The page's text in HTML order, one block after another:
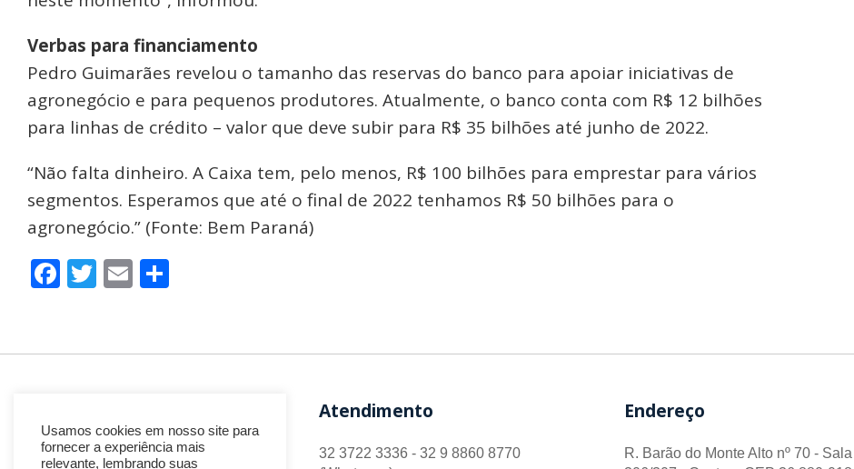
Verbas para financiamento
Pedro Guimarães revelou o tamanho das reservas do banco para apoiar iniciativas de
agronegócio e para pequenos produtores. Atualmente, o banco conta com R$ 12 bilhões
para linhas de crédito – valor que deve subir para R$ 35 bilhões até junho de 2022.
“Não falta dinheiro. A Caixa tem, pelo menos, R$ 100 bilhões para emprestar para vários
segmentos. Esperamos que até o final de 2022 tenhamos R$ 50 bilhões para o
agronegócio.” (Fonte: Bem Paraná)
Facebook
Twitter
Email
Atendimento
32 3722 3336 - 32 9 8860 8770
Endereço
R. Barão do Monte Alto nº 70 - Sala
Usamos cookies em nosso site para
fornecer a experiência mais
relevante, lembrando suas